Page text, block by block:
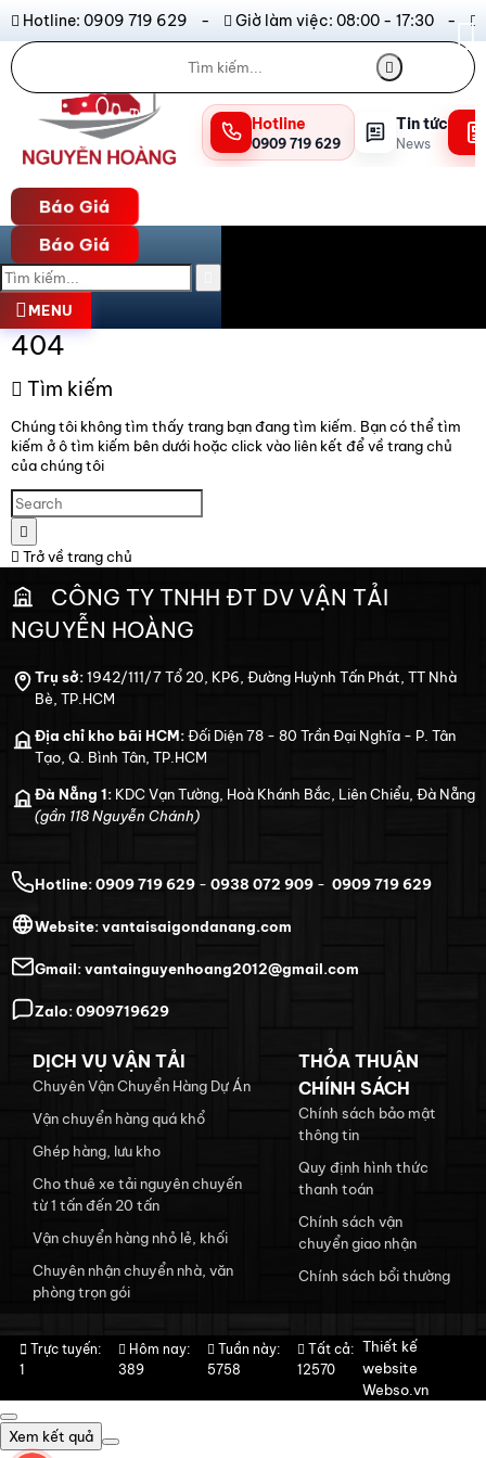
Hotline: 0909 719 629 - Giờ làm việc: 08:00 - 17:30 -
Báo Giá
Hotline
0909 719 629
Tin tức
News
Báo Giá
MENU
404
Tìm kiếm
Chúng tôi không tìm thấy trang bạn đang tìm kiếm. Bạn có thể tìm
kiếm ở ô tìm kiếm bên dưới hoặc click vào liên kết để về trang chủ
của chúng tôi
Trở về trang chủ
CÔNG TY TNHH ĐT DV VẬN TẢI
NGUYỄN HOÀNG
Trụ sở:1942/111/7 Tổ 20, KP6, Đường Huỳnh Tấn Phát, TT Nhà
Bè, TP.HCM
Địa chỉ kho bãi HCM:Đối Diện 78 - 80 Trần Đại Nghĩa - P. Tân
Tạo, Q. Bình Tân, TP.HCM
Đà Nẵng 1: KDC Vạn Tường, Hoà Khánh Bắc, Liên Chiểu, Đà Nẵng
(gần 118 Nguyễn Chánh)
Hotline:0909 719 629 - 0938 072 909 - 0909 719 629
Website:vantaisaigondanang.com
Gmail:vantainguyenhoang2012@gmail.com
Zalo:0909719629
DỊCH VỤ VẬN TẢI
Chuyên Vận Chuyển Hàng Dự Án
Vận chuyển hàng quá khổ
Ghép hàng, lưu kho
Cho thuê xe tải nguyên chuyến
từ 1 tấn đến 20 tấn
Vận chuyển hàng nhỏ lẻ, khối
Chuyên nhận chuyển nhà, văn
phòng trọn gói
THỎA THUẬN
CHÍNH SÁCH
Chính sách bảo mật
thông tin
Quy định hình thức
thanh toán
Chính sách vận
chuyển giao nhận
Chính sách bổi thường
Trực tuyến:
1
Hôm nay:
389
Tuần này:
5758
Tất cả:
12570
Thiết kế
website
Webso.vn
Xem kết quả